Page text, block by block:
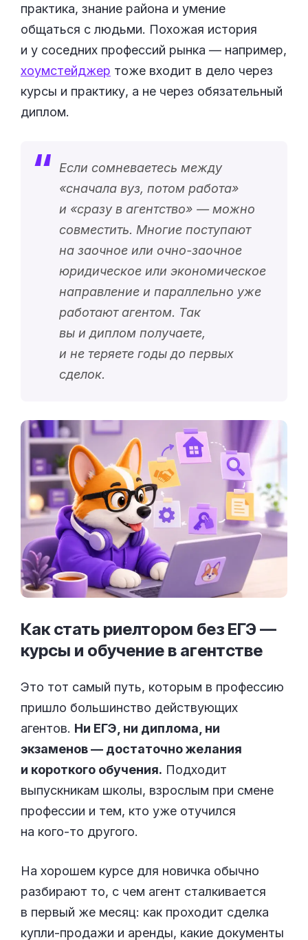
практика, знание района и умение
общаться с людьми. Похожая история
и у соседних профессий рынка — например,
хоумстейджер тоже входит в дело через
курсы и практику, а не через обязательный
диплом.
Если сомневаетесь между
«сначала вуз, потом работа»
и «сразу в агентство» — можно
совместить. Многие поступают
на заочное или очно-заочное
юридическое или экономическое
направление и параллельно уже
работают агентом. Так
вы и диплом получаете,
и не теряете годы до первых
сделок.
Как стать риелтором без ЕГЭ —
курсы и обучение в агентстве
Это тот самый путь, которым в профессию
пришло большинство действующих
агентов. Ни ЕГЭ, ни диплома, ни
экзаменов — достаточно желания
и короткого обучения. Подходит
выпускникам школы, взрослым при смене
профессии и тем, кто уже отучился
на кого-то другого.
На хорошем курсе для новичка обычно
разбирают то, с чем агент сталкивается
в первый же месяц: как проходит сделка
купли-продажи и аренды, какие документы